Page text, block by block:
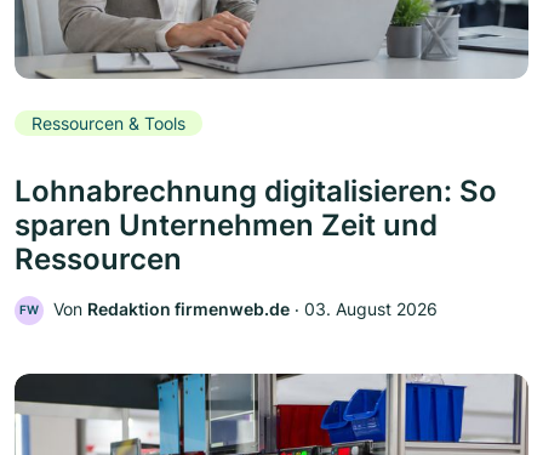
Ressourcen & Tools
Lohnabrechnung digitalisieren: So
sparen Unternehmen Zeit und
Ressourcen
FW Von Redaktion firmenweb.de ‧ 03. August 2026